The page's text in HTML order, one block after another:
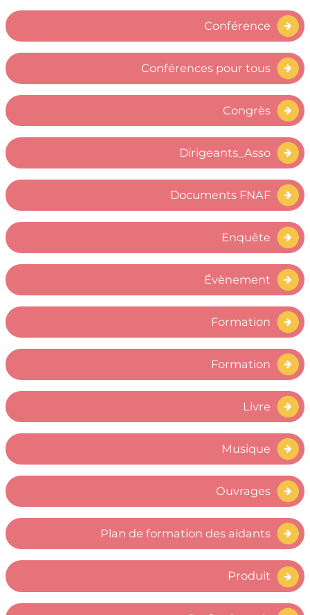
Conférence
Conférences pour tous
Congrès
Dirigeants_Asso
Documents FNAF
Enquête
Évènement
Formation
Formation
Livre
Musique
Ouvrages
Plan de formation des aidants
Produit